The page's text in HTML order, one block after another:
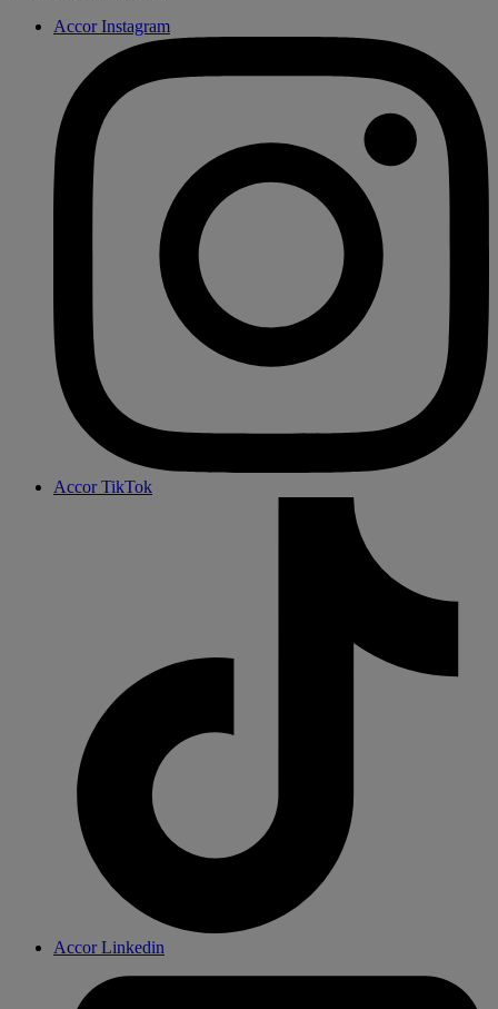
Accor Instagram
Accor TikTok
Accor Linkedin